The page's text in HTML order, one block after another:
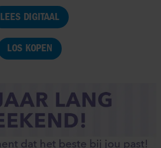
LEES DIGITAAL
LOS KOPEN